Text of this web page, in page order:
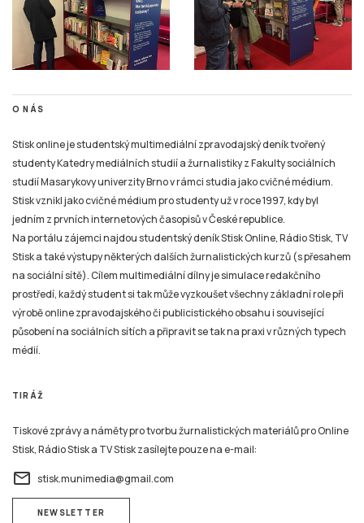
O NÁS
Stisk online je studentský multimediální zpravodajský deník tvořený
studenty Katedry mediálních studií a žurnalistiky z Fakulty sociálních
studií Masarykovy univerzity Brno v rámci studia jako cvičné médium.
Stisk vznikl jako cvičné médium pro studenty už v roce 1997, kdy byl
jedním z prvních internetových časopisů v České republice.
Na portálu zájemci najdou studentský deník Stisk Online, Rádio Stisk, TV
Stisk a také výstupy některých dalších žurnalistických kurzů (s přesahem
na sociální sítě). Cílem multimediální dílny je simulace redakčního
prostředí, každý student si tak může vyzkoušet všechny základní role při
výrobě online zpravodajského či publicistického obsahu i související
působení na sociálních sítích a připravit se tak na praxi v různých typech
médií.
TIRÁŽ
Tiskové zprávy a náměty pro tvorbu žurnalistických materiálů pro Online
Stisk, Rádio Stisk a TV Stisk zasílejte pouze na e-mail:
email stisk.munimedia@gmail.com
NEWSLETTER